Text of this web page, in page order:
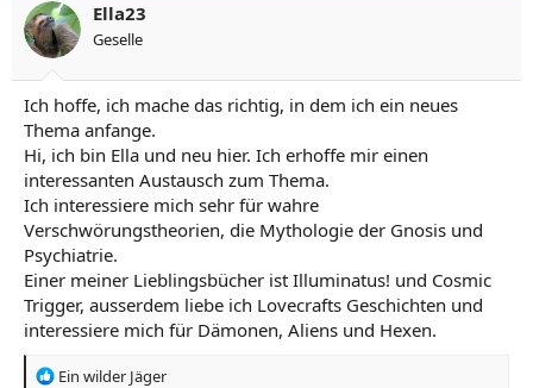
l
l
r
l
l
a
m
Ella23
Geselle
Ich hoffe, ich mache das richtig, in dem ich ein neues
Thema anfange.
Hi, ich bin Ella und neu hier. Ich erhoffe mir einen
interessanten Austausch zum Thema.
Ich interessiere mich sehr für wahre
Verschwörungstheorien, die Mythologie der Gnosis und
Psychiatrie.
Einer meiner Lieblingsbücher ist Illuminatus! und Cosmic
Trigger, ausserdem liebe ich Lovecrafts Geschichten und
interessiere mich für Dämonen, Aliens und Hexen.
R
Ein wilder Jäger